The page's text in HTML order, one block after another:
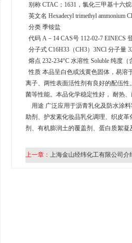
别称 CTAC；1631，氯化三甲基十六
英文名 Hexadecyl trimethyl ammonium
分类 季铵盐
代码 A－14 CAS号 112-02-7 EINECS
分子式 C16H33（CH3）3NCl 分子量
熔点 232-234°C 水溶性 Soluble 纯度（
性质 本品呈白色或浅黄色固体，易溶
离子、两性表面活性剂有良好的配伍
菌等性能。本品化学稳定性好， 耐热
用途 广泛应用于沥青乳化及防水涂
助剂、护发素化妆品乳化调理、织皮
剂、有机膨润土的覆盖剂、蛋白质絮
上一章： 上海金山经纬化工有限公司